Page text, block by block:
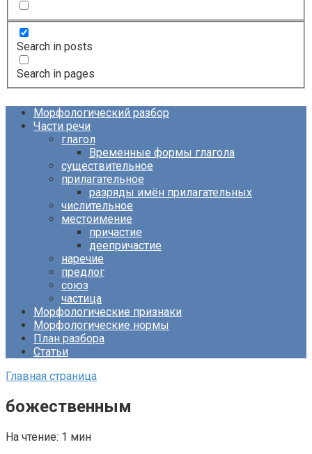
Search in posts
Search in pages
Морфологический разбор
Части речи
глагол
Временные формы глагола
существительное
прилагательное
разряды имён прилагательных
числительное
местоимение
причастие
деепричастие
наречие
предлог
союз
частица
Морфологические признаки
Морфологические нормы
План разбора
Статьи
Главная страница
божественным
На чтение: 1 мин